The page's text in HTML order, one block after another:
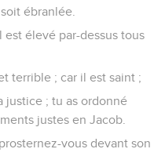
ébranlée.
est élevé par-dessus tous
terrible ; car il est saint ;
justice ; tu as ordonné
justes en Jacob.
vous devant son